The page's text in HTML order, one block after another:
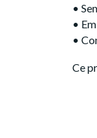
•
•
•
Ce